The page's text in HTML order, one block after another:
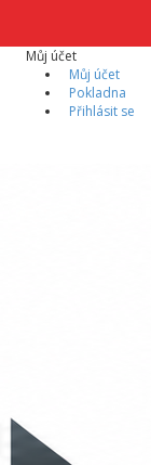
Můj účet
Můj účet
Pokladna
Přihlásit se